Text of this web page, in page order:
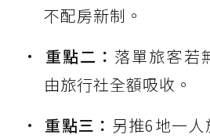
不配房新制。
重點二： 落單旅客若
由旅行社全額吸收。
重點三： 另推6地一